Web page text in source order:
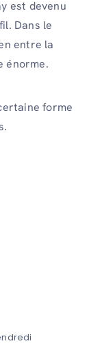
est devenu
Dans le
entre la
énorme.
forme